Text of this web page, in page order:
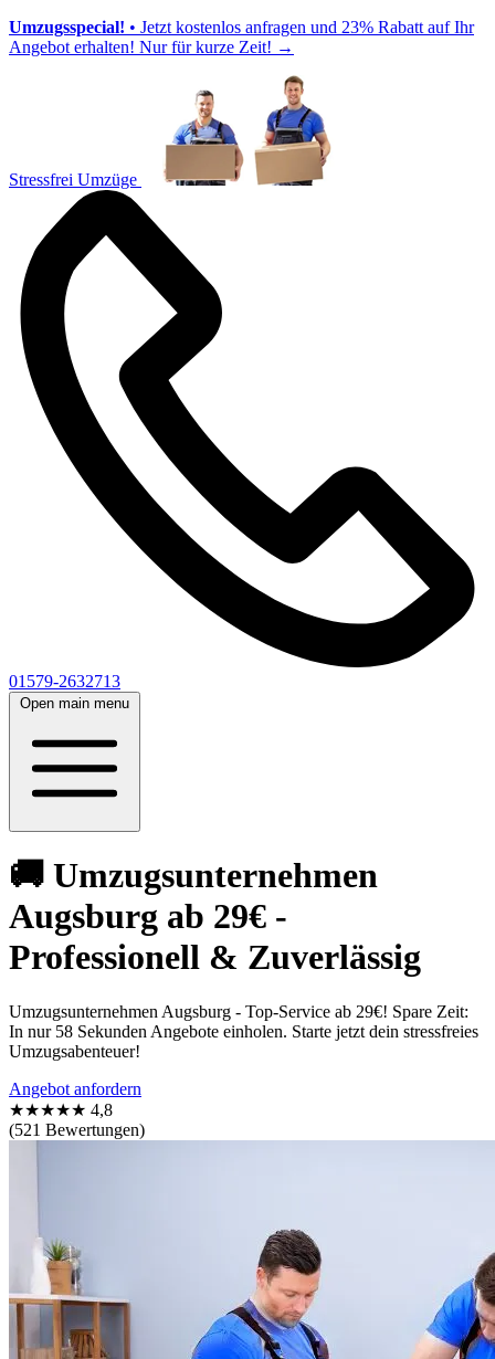
Umzugsspecial! • Jetzt kostenlos anfragen und 23% Rabatt auf Ihr
Angebot erhalten! Nur für kurze Zeit! →
Stressfrei Umzüge
01579-2632713
Open main menu
🚚 Umzugsunternehmen
Augsburg ab 29€ -
Professionell & Zuverlässig
Umzugsunternehmen Augsburg - Top-Service ab 29€! Spare Zeit:
In nur 58 Sekunden Angebote einholen. Starte jetzt dein stressfreies
Umzugsabenteuer!
Angebot anfordern
★★★★★ 4,8
(521 Bewertungen)